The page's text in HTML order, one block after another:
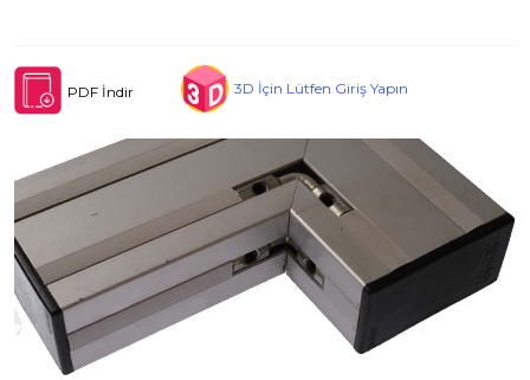
PDF İndir 3D İçin Lütfen Giriş Yapın